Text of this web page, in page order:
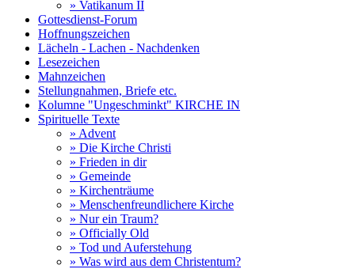
» Vatikanum II
Gottesdienst-Forum
Hoffnungszeichen
Lächeln - Lachen - Nachdenken
Lesezeichen
Mahnzeichen
Stellungnahmen, Briefe etc.
Kolumne "Ungeschminkt" KIRCHE IN
Spirituelle Texte
» Advent
» Die Kirche Christi
» Frieden in dir
» Gemeinde
» Kirchenträume
» Menschenfreundlichere Kirche
» Nur ein Traum?
» Officially Old
» Tod und Auferstehung
» Was wird aus dem Christentum?